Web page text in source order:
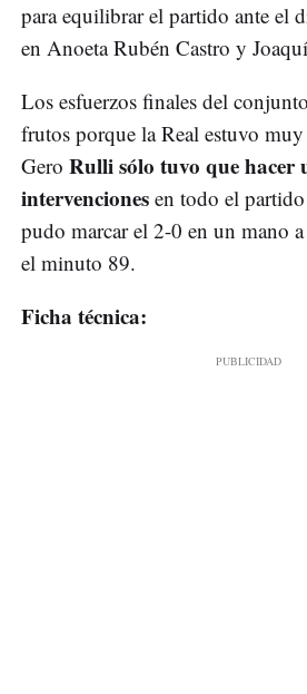
para equilibrar el partido ante el
en Anoeta Rubén Castro y
Los esfuerzos finales del
frutos porque la Real estuvo muy
Gero Rulli sólo tuvo que hacer
intervenciones en todo el
pudo marcar el 2-0 en un mano
el minuto 89.
Ficha técnica: